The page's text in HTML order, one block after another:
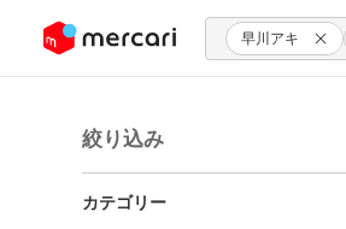
ツにスキップ 早川アキ
絞り込み
カテゴリー